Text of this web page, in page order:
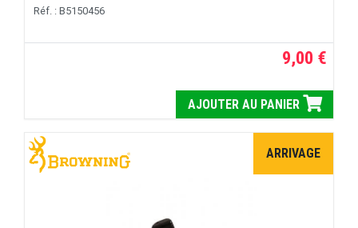
Réf. : B5150456
9,00 €
AJOUTER AU PANIER
ARRIVAGE